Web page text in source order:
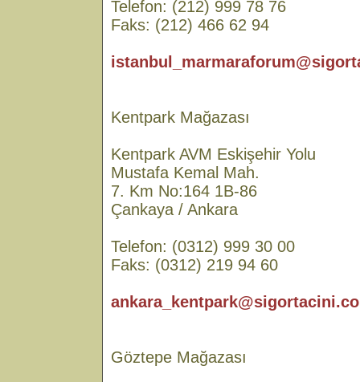
Telefon: (212) 999 78 76
Faks: (212) 466 62 94
Kentpark Mağazası
Kentpark AVM Eskişehir Yolu
Mustafa Kemal Mah.
7. Km No:164 1B-86
Çankaya / Ankara
Telefon: (0312) 999 30 00
Faks: (0312) 219 94 60
Göztepe Mağazası